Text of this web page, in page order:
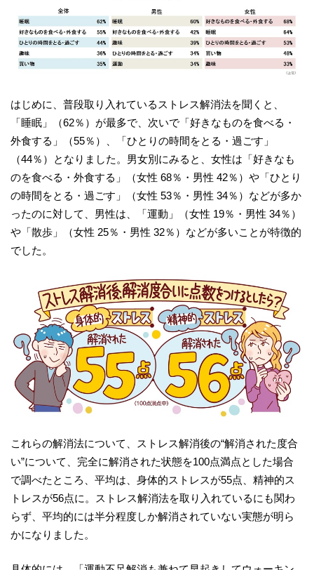
はじめに、普段取り入れているストレス解消法を聞くと、
「睡眠」（62％）が最多で、次いで「好きなものを食べる・
外食する」（55％）、「ひとりの時間をとる・過ごす」
（44％）となりました。男女別にみると、女性は「好きなも
のを食べる・外食する」（女性 68％・男性 42％）や「ひとり
の時間をとる・過ごす」（女性 53％・男性 34％）などが多か
ったのに対して、男性は、「運動」（女性 19％・男性 34％）
や「散歩」（女性 25％・男性 32％）などが多いことが特徴的
でした。
これらの解消法について、ストレス解消後の“解消された度合
い”について、完全に解消された状態を100点満点とした場合
で調べたところ、平均は、身体的ストレスが55点、精神的ス
トレスが56点に。ストレス解消法を取り入れているにも関わ
らず、平均的には半分程度しか解消されていない実態が明ら
かになりました。